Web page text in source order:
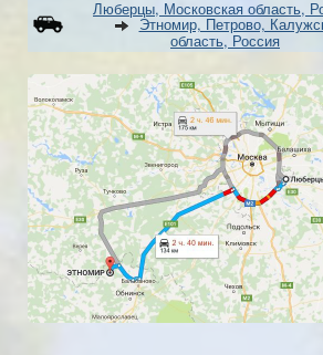
Люберцы, Московская область,
Этномир, Петрово,
область, Россия